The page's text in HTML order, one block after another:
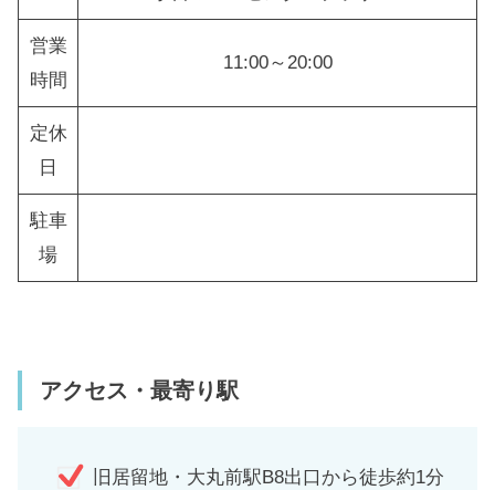
営業
時間
11:00～20:00
定休
日
駐車
場
アクセス・最寄り駅
旧居留地・大丸前駅B8出口から徒歩約1分